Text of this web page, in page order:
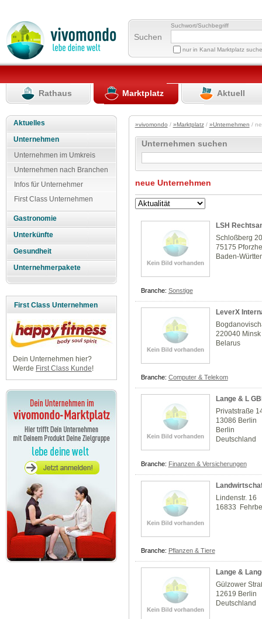
Suchen
Suchwort/Suchbegriff
nur in Kanal Marktplatz
Rathaus Marktplatz Aktuell
Aktuelles
Unternehmen
Unternehmen im Umkreis
Unternehmen nach Branchen
Infos für Unternehmer
First Class Unternehmen
Gastronomie
Unterkünfte
Gesundheit
Unternehmerpakete
First Class Unternehmen
Dein Unternehmen hier?
Werde First Class Kunde!
»vivomondo / »Marktplatz/ »Unternehmen /
Unternehmen suchen
neue Unternehmen
LSH
Schloßberg
75175
Baden-
Branche: Sonstige
LeverX
220040 Minsk
Belarus
Branche: Computer & Telekom
Lange & L
Privatstraße
13086 Berlin
Berlin
Deutschland
Branche: Finanzen & Versicherungen
Lindenstr. 16
16833
Branche: Pflanzen & Tiere
Lange &
Gülzower
12619 Berlin
Deutschland